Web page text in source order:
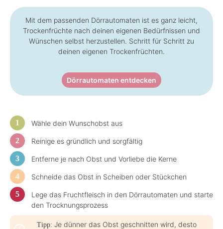
Mit dem passenden Dörrautomaten ist es ganz leicht,
Trockenfrüchte nach deinen eigenen Bedürfnissen und
Wünschen selbst herzustellen. Schritt für Schritt zu
deinen eigenen Trockenfrüchten.
Dörrautomaten entdecken
Wähle dein Wunschobst aus
Reinige es gründlich und sorgfältig
Entferne je nach Obst und Vorliebe die Kerne
Schneide das Obst in Scheiben oder Stückchen
Lege das Fruchtfleisch in den Dörrautomaten und starte
den Trocknungsprozess
Tipp: Je dünner das Obst geschnitten wird, desto